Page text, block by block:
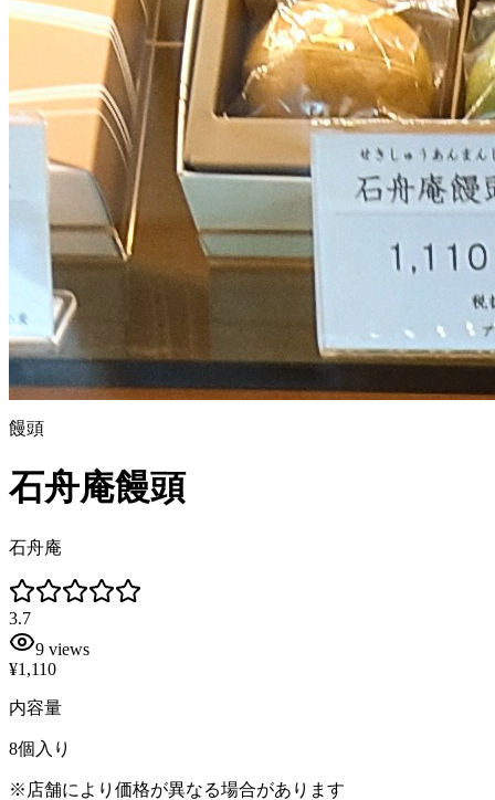
饅頭
石舟庵饅頭
石舟庵
3.7
9 views
¥1,110
内容量
8個入り
※店舗により価格が異なる場合があります